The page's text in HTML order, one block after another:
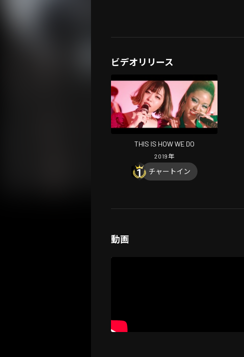
ビデオリリース
THIS IS HOW WE DO
2019 年
チャートイン
動画